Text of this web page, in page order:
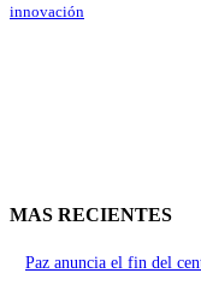
innovación
MAS RECIENTES
Paz anuncia el fin del